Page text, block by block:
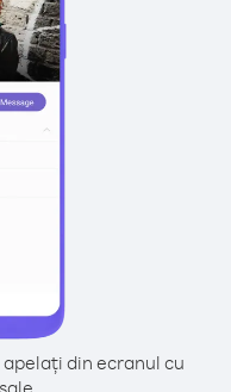
din ecranul cu